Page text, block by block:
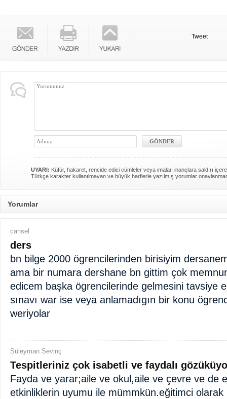
Tweet
UYARI: Küfür, hakaret, rencide edici cümleler veya imalar, inançlara saldırı
Türkçe karakter kullanılmayan ve büyük harflerle yazılmış yorumlar
Yorumlar
cansel
ders
bn bilge 2000 ögrencilerinden birisiyim
ama bir numara dershane bn gittim çok
edicem başka ögrencilerinde gelmesini tavsiye
sınavı war ise veya anlamadıgın bir konu
weriyolar
Süleyman Sevinç
Tespitleriniz çok isabetli ve faydalı
Fayda ve yarar;aile ve okul,aile ve çevre ve de
etkinliklerin uyumu ile mümmkün.eğitimci olarak